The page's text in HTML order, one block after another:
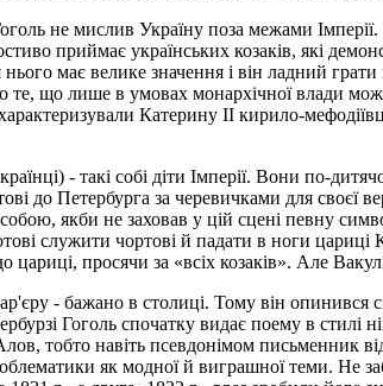
не мислив Україну поза межами
приймає українських козаків, які
має велике значення і він ладний
те, що лише в умовах монархічної влади
Катерину ІІ кирило-
- такі собі діти Імперії. Вони по-
до Петербурга за черевичками для своєї
якби не заховав у цій сцені певну
служити чортові й падати в ноги
просячи за «всіх козаків». Але
- бажано в столиці. Тому він опинився
Гоголь спочатку видає поему в
тобто навіть псевдонімом письменник
як модної й виграшної теми. Не